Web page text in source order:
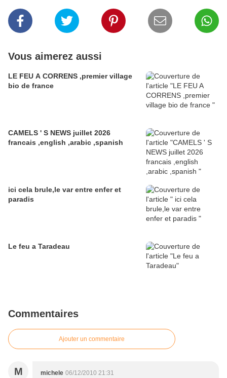
Vous aimerez aussi
LE FEU A CORRENS ,premier village
bio de france
CAMELS ' S NEWS juillet 2026
francais ,english ,arabic ,spanish
ici cela brule,le var entre enfer et
paradis
Le feu a Taradeau
Commentaires
Ajouter un commentaire
M michele 06/12/2010 21:31